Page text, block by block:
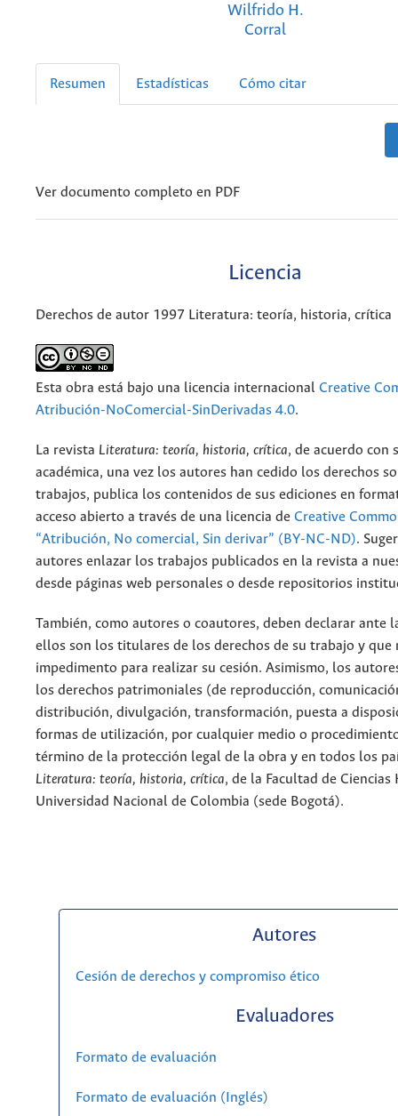
Wilfrido H.
Corral
Resumen Estadísticas Cómo citar
Ver documento completo en PDF
Licencia
Derechos de autor 1997 Literatura: teoría, historia, crítica
Esta obra está bajo una licencia internacional Creative
Atribución-NoComercial-SinDerivadas 4.0.
La revista Literatura: teoría, historia, crítica, de acuerdo con
académica, una vez los autores han cedido los derechos
trabajos, publica los contenidos de sus ediciones en
acceso abierto a través de una licencia de Creative
“Atribución, No comercial, Sin derivar” (BY-NC-ND).
autores enlazar los trabajos publicados en la revista a
desde páginas web personales o desde repositorios
También, como autores o coautores, deben declarar ante
ellos son los titulares de los derechos de su trabajo y que
impedimento para realizar su cesión. Asimismo, los
los derechos patrimoniales (de reproducción,
distribución, divulgación, transformación, puesta a
formas de utilización, por cualquier medio o
término de la protección legal de la obra y en todos los
Literatura: teoría, historia, crítica, de la Facultad de Ciencias
Universidad Nacional de Colombia (sede Bogotá).
Autores
Cesión de derechos y compromiso ético
Evaluadores
Formato de evaluación
Formato de evaluación (Inglés)